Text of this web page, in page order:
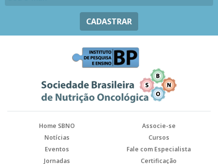
CADASTRAR
Home SBNO
Associe-se
Notícias
Cursos
Eventos
Fale com Especialista
Jornadas
Certificação